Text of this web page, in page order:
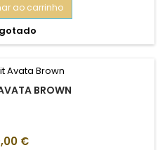
ao carrinho
BROWN
€